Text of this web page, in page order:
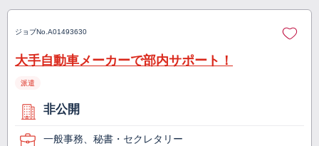
ジョブNo. A01493630
大手自動車メーカーで部内サポート！
派遣
非公開
一般事務、秘書・セクレタリー